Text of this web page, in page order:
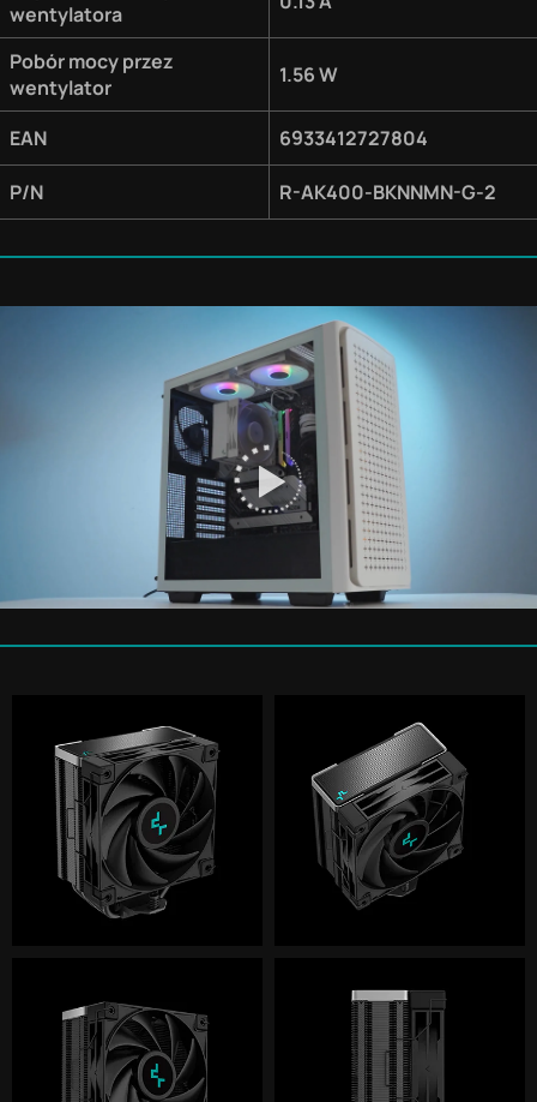
wentylatora
Pobór mocy przez
wentylator
1.56 W
EAN 6933412727804
P/N R-AK400-BKNNMN-G-2